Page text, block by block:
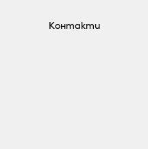
Контакти